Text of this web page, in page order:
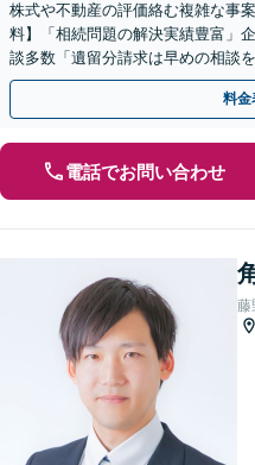
株式や不動産の評価絡む複雑な事
料】「相続問題の解決実績豊富」
談多数「遺留分請求は早めの相談
話・メール相談対応】【完全個室
料金
電話でお問い合わせ
藤